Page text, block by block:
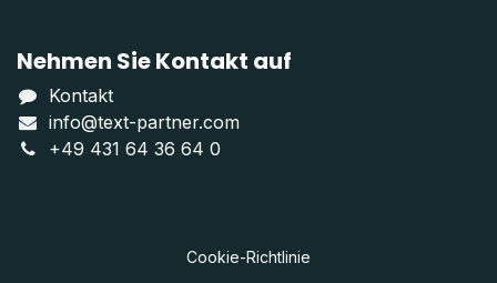
Nehmen Sie Kontakt auf
Kontakt
info@text-partner.com
+49 431 64 36 64 0
Cookie-Richtlinie